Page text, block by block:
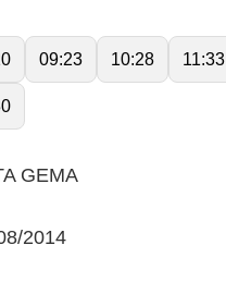
09:23 10:28 11:33
GEMA
2014